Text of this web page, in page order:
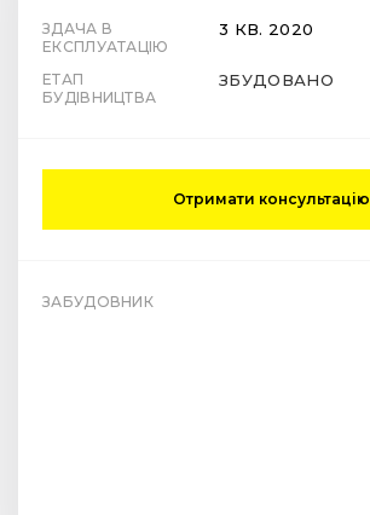
ЗДАЧА В
ЕКСПЛУАТАЦІЮ
3 КВ. 2020
ЕТАП
БУДІВНИЦТВА
ЗБУДОВАНО
Отримати консультацію
ЗАБУДОВНИК